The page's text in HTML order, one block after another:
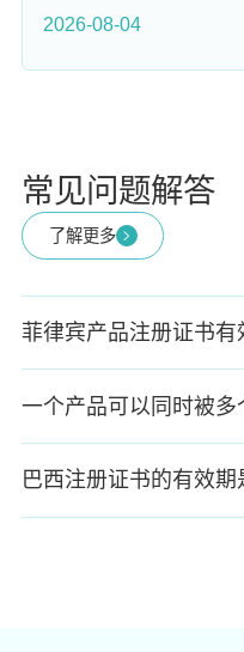
《第B/C/D级体外诊断
首次增设反贿赂专节，
《防止贿赂条例》，以
完善追溯链条。
2026-08-04
常见问题解答
了解更多
菲律宾产品注册证书有
一个产品可以同时被多
巴西注册证书的有效期